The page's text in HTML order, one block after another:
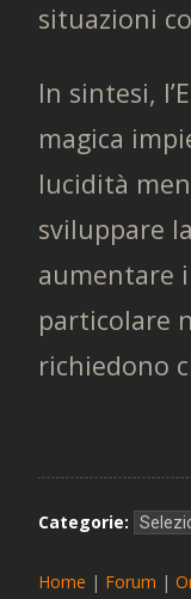
situazioni
In sintesi,
magica
lucidità
sviluppare
aumentare
particolare
richiedono
Categorie:
Home | Forum |